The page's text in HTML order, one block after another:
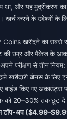
था, और यह मुद्रीकरण
करने के उद्देश्यों के
खरीदने का सबसे
उम्र और पैकेज के आकार
परीक्षण से तीन नियम:
खरीदारी बोनस के लिए
बाइंड किए गए अकाउंट्स
को 20–30% तक छूट
टॉप-अप